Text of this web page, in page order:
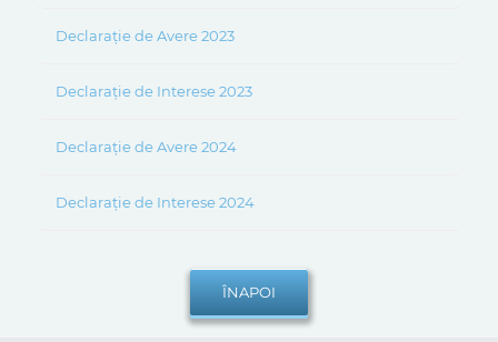
Declarație de Avere 2023
Declarație de Interese 2023
Declarație de Avere 2024
Declarație de Interese 2024